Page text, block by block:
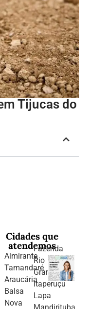
Tijucas do
Cidades que
atendemos
Almirante
Tamandaré
Araucária
Balsa
Nova
Fazenda
Rio
Grande
Itaperuçu
Lapa
Mandirituba